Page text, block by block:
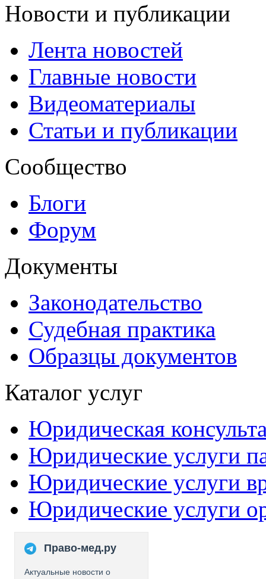
Новости и публикации
Лента новостей
Главные новости
Видеоматериалы
Статьи и публикации
Сообщество
Блоги
Форум
Документы
Законодательство
Судебная практика
Образцы документов
Каталог услуг
Юридическая
Юридические услуги
Юридические услуги
Юридические услуги
Право-мед.ру
Актуальные новости о